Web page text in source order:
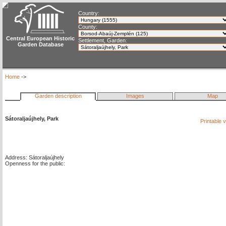
Central European Historic
Garden Database
Country:
County:
Settlement, Garden:
Home ->
Garden description Images Map
Sátoraljaújhely, Park Printable
Address: Sátoraljaújhely
Openness for the public: